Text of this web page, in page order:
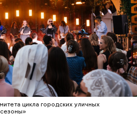
цикла городских уличных
карту москвича